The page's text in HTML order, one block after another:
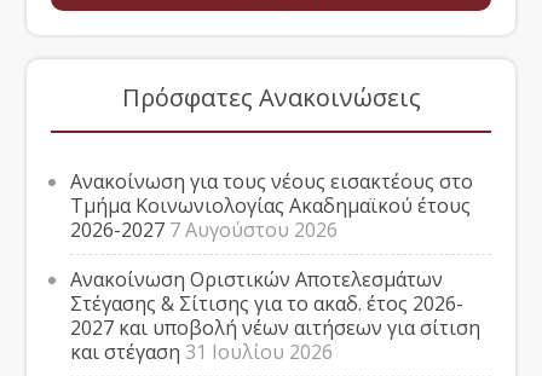
Πρόσφατες Ανακοινώσεις
Ανακοίνωση για τους νέους εισακτέους στο
Τμήμα Κοινωνιολογίας Ακαδημαϊκού έτους
2026-2027 7 Αυγούστου 2026
Ανακοίνωση Οριστικών Αποτελεσμάτων
Στέγασης & Σίτισης για το ακαδ. έτος 2026-
2027 και υποβολή νέων αιτήσεων για σίτιση
και στέγαση 31 Ιουλίου 2026